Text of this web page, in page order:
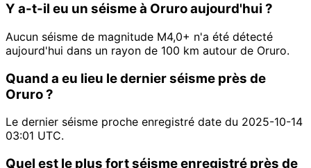
Y a-t-il eu un séisme à Oruro aujourd'hui ?
Aucun séisme de magnitude M4,0+ n'a été détecté
aujourd'hui dans un rayon de 100 km autour de Oruro.
Quand a eu lieu le dernier séisme près de
Oruro ?
Le dernier séisme proche enregistré date du 2025-10-14
03:01 UTC.
Quel est le plus fort séisme enregistré près de